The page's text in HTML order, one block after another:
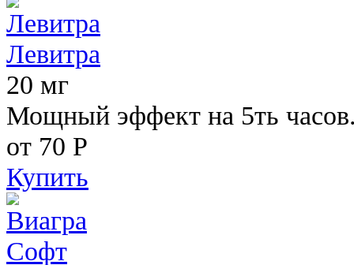
Левитра
20 мг
Мощный эффект на 5ть
от 70 Р
Купить